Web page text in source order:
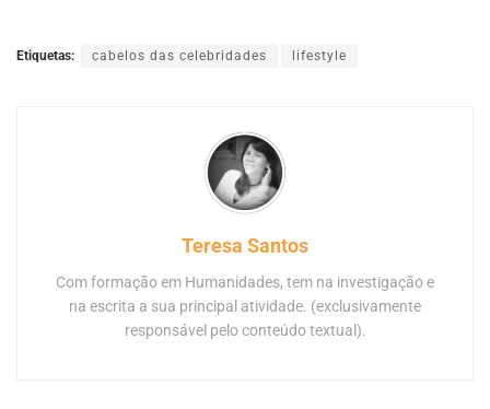
Etiquetas: cabelos das celebridades lifestyle
Teresa Santos
Com formação em Humanidades, tem na investigação e
na escrita a sua principal atividade. (exclusivamente
responsável pelo conteúdo textual).